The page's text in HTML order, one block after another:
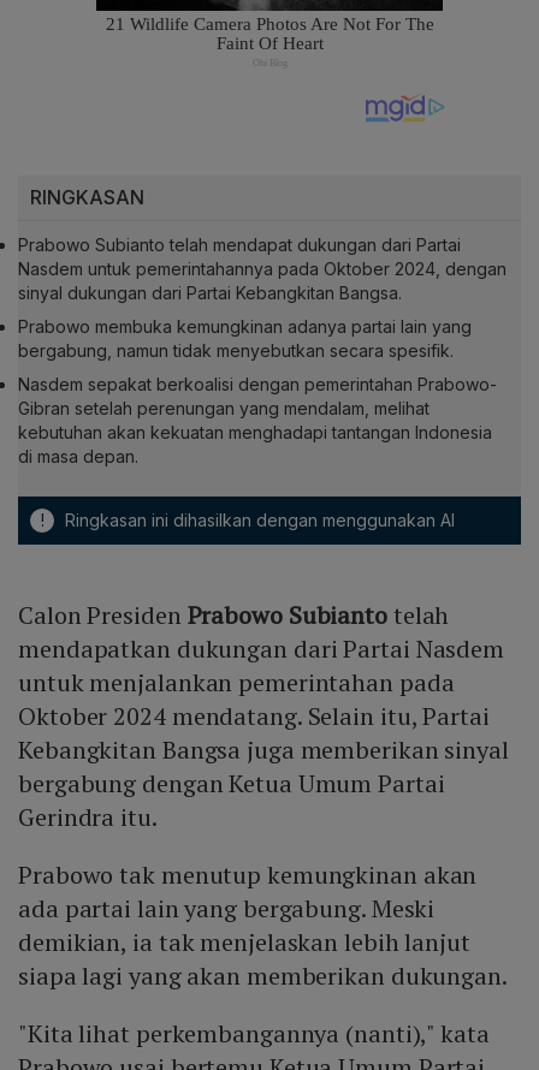
RINGKASAN
Prabowo Subianto telah mendapat dukungan dari Partai
Nasdem untuk pemerintahannya pada Oktober 2024, dengan
sinyal dukungan dari Partai Kebangkitan Bangsa.
Prabowo membuka kemungkinan adanya partai lain yang
bergabung, namun tidak menyebutkan secara spesifik.
Nasdem sepakat berkoalisi dengan pemerintahan Prabowo-
Gibran setelah perenungan yang mendalam, melihat
kebutuhan akan kekuatan menghadapi tantangan Indonesia
di masa depan.
! Ringkasan ini dihasilkan dengan menggunakan AI
Calon Presiden Prabowo Subiantotelah
mendapatkan dukungan dari Partai Nasdem
untuk menjalankan pemerintahan pada
Oktober 2024 mendatang. Selain itu, Partai
Kebangkitan Bangsa juga memberikan sinyal
bergabung dengan Ketua Umum Partai
Gerindra itu.
Prabowo tak menutup kemungkinan akan
ada partai lain yang bergabung. Meski
demikian, ia tak menjelaskan lebih lanjut
siapa lagi yang akan memberikan dukungan.
"Kita lihat perkembangannya (nanti)," kata